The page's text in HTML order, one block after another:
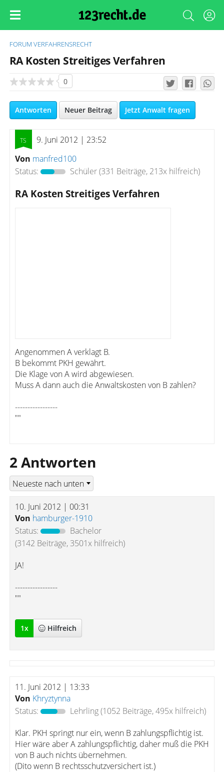
FORUM VERFAHRENSRECHT
RA Kosten Streitiges Verfahren
0
Antworten Neuer Beitrag Jetzt Anwalt fragen
9. Juni 2012 | 23:52
Von manfred100
Status:
Schüler(331 Beiträge, 213x hilfreich)
RA Kosten Streitiges Verfahren
Angenommen A verklagt B.
B bekommt PKH gewährt.
Die Klage von A wird abgewiesen.
Muss A dann auch die Anwaltskosten von B zahlen?
-----------------
""
2 Antworten
10. Juni 2012 | 00:31
Von hamburger-1910
Status:
Bachelor
(3142 Beiträge, 3501x hilfreich)
JA!
-----------------
""
1x Hilfreich
11. Juni 2012 | 13:33
Von Khryztynna
Status:
Lehrling(1052 Beiträge, 495x hilfreich)
Klar. PKH springt nur ein, wenn B zahlungspflichtig ist.
Hier wäre aber A zahlungspflichtig, daher muß die PKH
von B auch nichts übernehmen.
(Dito wenn B rechtsschutzversichert ist.)